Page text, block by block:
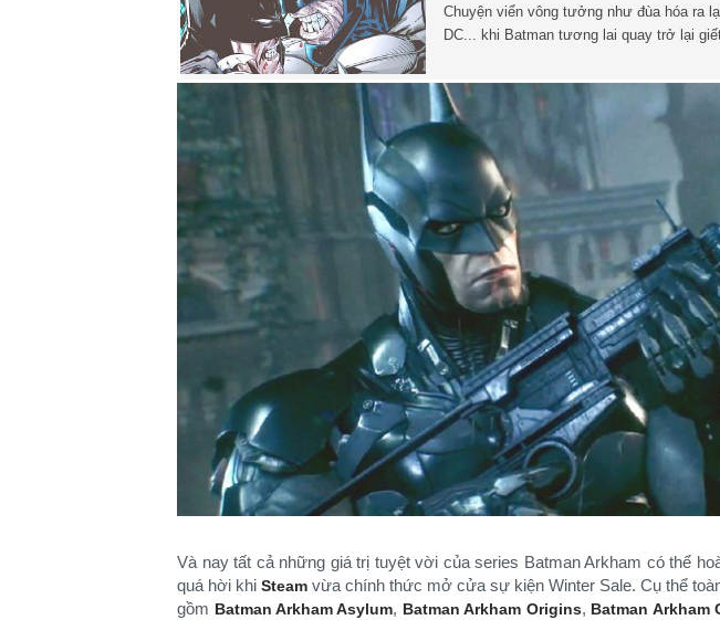
Chuyện viển vông tưởng như đùa hóa ra
DC... khi Batman tương lai quay trở lại
Và nay tất cả những giá trị tuyệt vời của series Batman Arkham có thể
quá hời khiSteam vừa chính thức mở cửa sự kiện Winter Sale. Cụ thể
gồm Batman Arkham Asylum, Batman Arkham Origins, Batman Arkham